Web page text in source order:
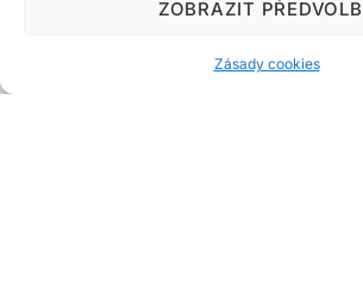
ZOBRAZIT
Zásady cookies
Zásady cookies